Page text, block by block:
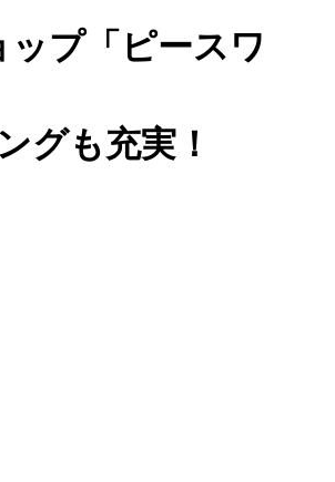
プ「ピースワ
グも充実！